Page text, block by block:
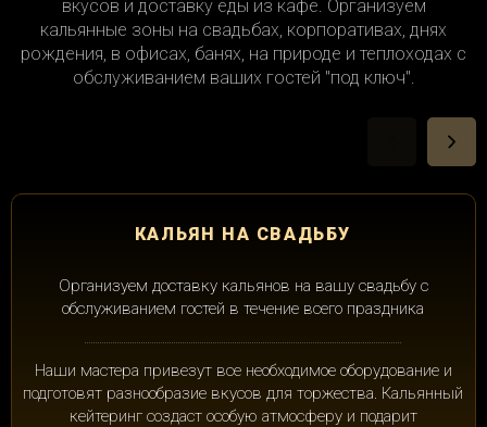
вкусов и доставку еды из кафе. Организуем
кальянные зоны на свадьбах, корпоративах, днях
рождения, в офисах, банях, на природе и теплоходах с
обслуживанием ваших гостей "под ключ".
КАЛЬЯН НА СВАДЬБУ
Организуем доставку кальянов на вашу свадьбу с
обслуживанием гостей в течение всего праздника
Наши мастера привезут все необходимое оборудование и
подготовят разнообразие вкусов для торжества. Кальянный
кейтеринг создаст особую атмосферу и подарит